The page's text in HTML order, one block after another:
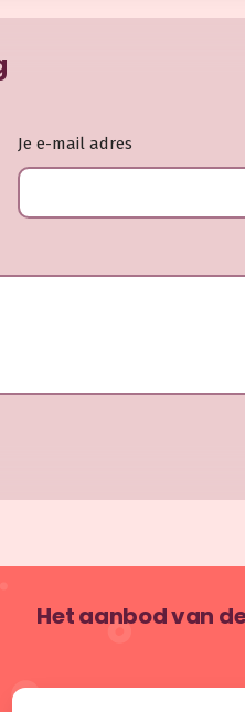
Je e-mail adres
Het aanbod van